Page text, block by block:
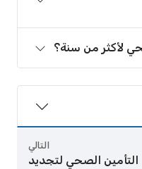
لأكثر من سنة؟
التالي
التأمين الصحي لتجديد